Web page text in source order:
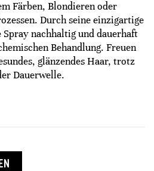
Färben, Blondieren oder
Durch seine einzigartige
nachhaltig und dauerhaft
Behandlung. Freuen
glänzendes Haar, trotz
Dauerwelle.